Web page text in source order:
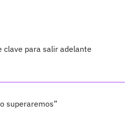
clave para salir adelante
superaremos”